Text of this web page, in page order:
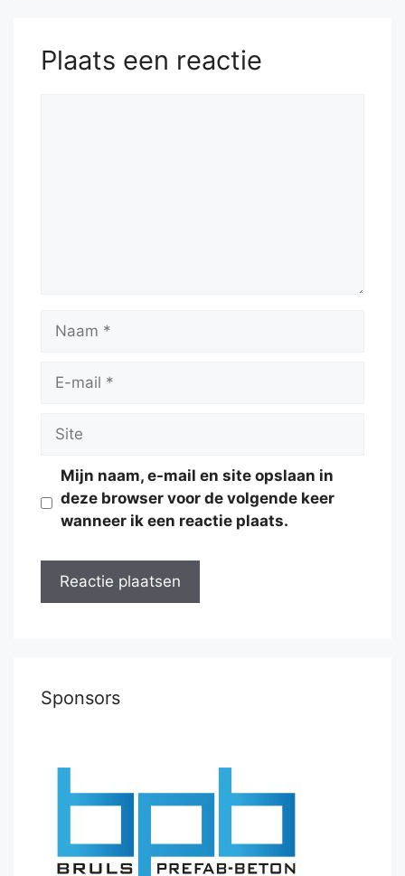
Plaats een reactie
Naam
Site
Mijn naam, e-mail en site opslaan in
deze browser voor de volgende keer
wanneer ik een reactie plaats.
Sponsors